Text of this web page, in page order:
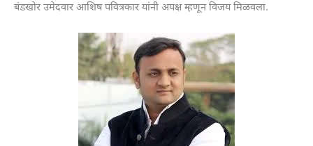
बंडखोर उमेदवार आशिष पवित्रकार यांनी अपक्ष म्हणून विजय मिळवला.